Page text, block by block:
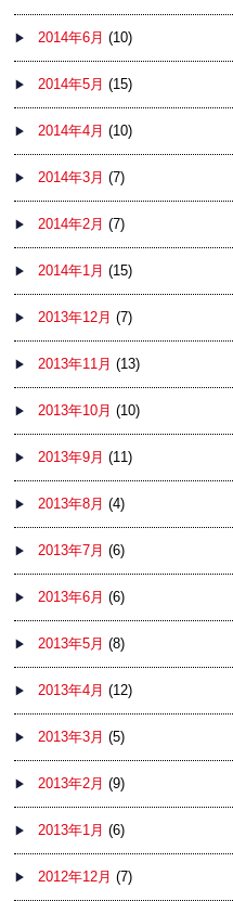
2014年6月 (10)
2014年5月 (15)
2014年4月 (10)
2014年3月 (7)
2014年2月 (7)
2014年1月 (15)
2013年12月 (7)
2013年11月 (13)
2013年10月 (10)
2013年9月 (11)
2013年8月 (4)
2013年7月 (6)
2013年6月 (6)
2013年5月 (8)
2013年4月 (12)
2013年3月 (5)
2013年2月 (9)
2013年1月 (6)
2012年12月 (7)